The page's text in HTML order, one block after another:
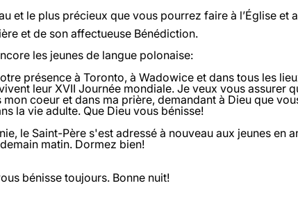
et le plus précieux que vous pourrez faire à l’Église et
et de son affectueuse Bénédiction.
les jeunes de langue polonaise:
présence à Toronto, à Wadowice et dans tous les
leur XVII Journée mondiale. Je veux vous assurer
coeur et dans ma prière, demandant à Dieu que
la vie adulte. Que Dieu vous bénisse!
le Saint-Père s'est adressé à nouveau aux jeunes en
matin. Dormez bien!
bénisse toujours. Bonne nuit!